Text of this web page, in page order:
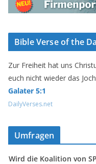
Bible Verse of the
Zur Freiheit hat uns
euch nicht wieder das
Galater 5:1
DailyVerses.net
Umfragen
Wird die Koalition von